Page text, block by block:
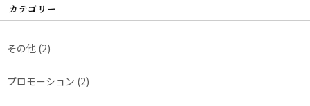
カテゴリー
その他 (2)
プロモーション (2)